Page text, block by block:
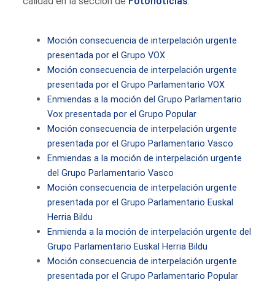
Moción consecuencia de interpelación urgente
presentada por el Grupo VOX
Moción consecuencia de interpelación urgente
presentada por el Grupo Parlamentario VOX
Enmiendas a la moción del Grupo Parlamentario
Vox presentada por el Grupo Popular
Moción consecuencia de interpelación urgente
presentada por el Grupo Parlamentario Vasco
Enmiendas a la moción de interpelación urgente
del Grupo Parlamentario Vasco
Moción consecuencia de interpelación urgente
presentada por el Grupo Parlamentario Euskal
Herria Bildu
Enmienda a la moción de interpelación urgente del
Grupo Parlamentario Euskal Herria Bildu
Moción consecuencia de interpelación urgente
presentada por el Grupo Parlamentario Popular